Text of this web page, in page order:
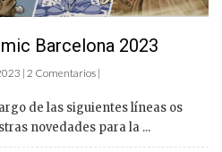
Barcelona 2023
| 2 Comentarios |
de las siguientes líneas os
novedades para la ...